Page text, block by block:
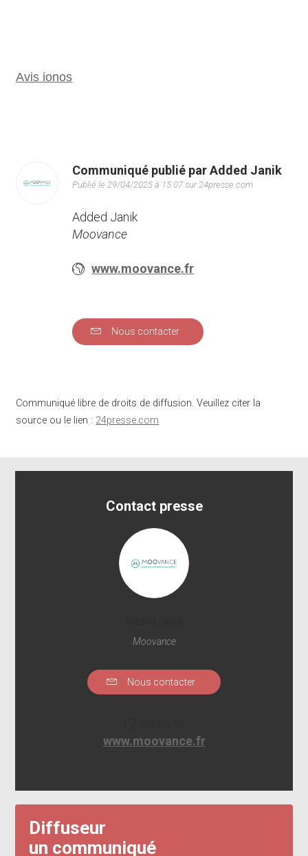
Avis ionos
Communiqué publié par Added Janik
Publié le 29/04/2025 à 15:07 sur 24presse.com
Added Janik
Moovance
www.moovance.fr
Nous contacter
Communiqué libre de droits de diffusion. Veuillez citer la
source ou le lien : 24presse.com
Contact presse
Moovance
Nous contacter
www.moovance.fr
Diffuseur
un communiqué